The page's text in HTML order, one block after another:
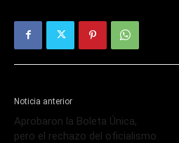
Noticia anterior
Aprobaron la Boleta Única,
pero el rechazo del oficialismo